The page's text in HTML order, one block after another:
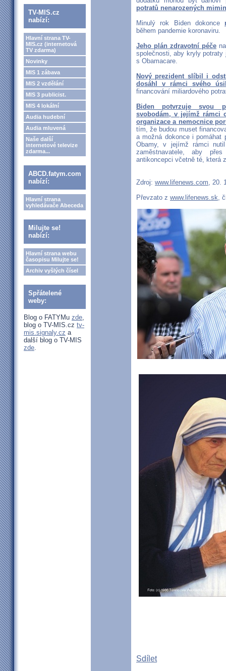
TV-MIS.cz
nabízí:
Hlavní strana TV-
MIS.cz (internetová
TV zdarma)
Novinky
MIS 1 zábava
MIS 2 vzdělání
MIS 3 publicist.
MIS 4 lokální
Audia hudební
Audia mluvená
Naše další
internetové televize
zdarma...
ABCD.fatym.com
nabízí:
Hlavní strana
vyhledávače Abeceda
Milujte se!
nabízí:
Hlavní strana webu
časopisu Milujte se!
Archiv vyšlých čísel
Spřátelené
weby:
Blog o FATYMu zde,
blog o TV-MIS.cz tv-
mis.signaly.cz a
další blog o TV-MIS
zde.
potratů nenarozených
Minulý rok Biden dokonce
během pandemie koronaviru.
Jeho plán zdravotní péče
společnosti, aby kryly potraty
s Obamacare.
Nový prezident slíbil i
dosáhl v rámci svého
financování miliardového
Biden potvrzuje svou
svobodám, v jejímž rámci
organizace a nemocnice
tím, že budou muset
a možná dokonce i pomáhat
Obamy, v jejímž rámci
zaměstnavatele, aby
antikoncepci včetně té, která
Zdroj: www.lifenews.com, 20.
Převzato z www.lifenews.sk,
Sdílet